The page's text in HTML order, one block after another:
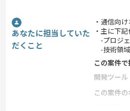
あなたに担当していた
だくこと
・通信向
・主に下
-プロジ
-技術領
この案件
開発ツール
この案件の